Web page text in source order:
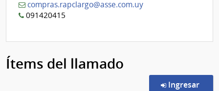
compras.rapclargo@asse.com.uy
091420415
Ítems del llamado
Ingresar